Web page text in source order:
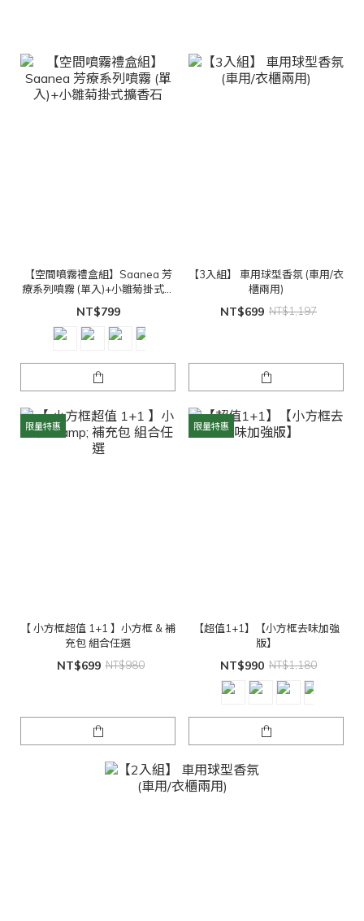
【空間噴霧禮盒組】Saanea 芳
療系列噴霧 (單入)+小雛菊掛式擴
香石
NT$799
【3入組】 車用球型香氛 (車用/衣
櫃兩用)
NT$699 NT$1,197
限量特惠
【 小方框超值 1+1 】小方框 & 補
充包 組合任選
NT$699 NT$980
限量特惠
【超值1+1】【小方框去味加強
版】
NT$990 NT$1,180